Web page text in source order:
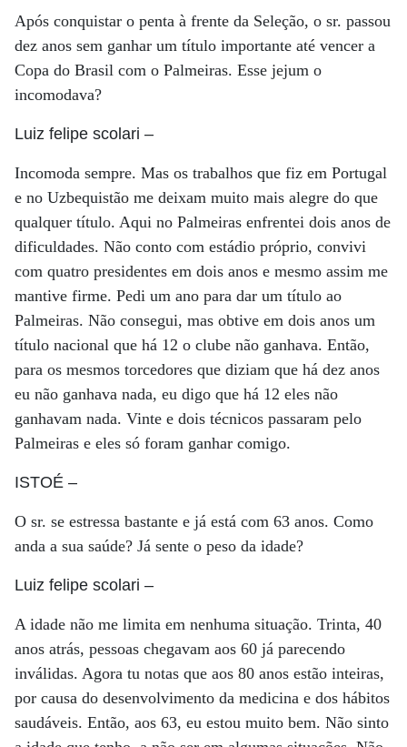
Após conquistar o penta à frente da Seleção, o sr. passou
dez anos sem ganhar um título importante até vencer a
Copa do Brasil com o Palmeiras. Esse jejum o
incomodava?
Luiz felipe scolari –
Incomoda sempre. Mas os trabalhos que fiz em Portugal
e no Uzbequistão me deixam muito mais alegre do que
qualquer título. Aqui no Palmeiras enfrentei dois anos de
dificuldades. Não conto com estádio próprio, convivi
com quatro presidentes em dois anos e mesmo assim me
mantive firme. Pedi um ano para dar um título ao
Palmeiras. Não consegui, mas obtive em dois anos um
título nacional que há 12 o clube não ganhava. Então,
para os mesmos torcedores que diziam que há dez anos
eu não ganhava nada, eu digo que há 12 eles não
ganhavam nada. Vinte e dois técnicos passaram pelo
Palmeiras e eles só foram ganhar comigo.
ISTOÉ –
O sr. se estressa bastante e já está com 63 anos. Como
anda a sua saúde? Já sente o peso da idade?
Luiz felipe scolari –
A idade não me limita em nenhuma situação. Trinta, 40
anos atrás, pessoas chegavam aos 60 já parecendo
inválidas. Agora tu notas que aos 80 anos estão inteiras,
por causa do desenvolvimento da medicina e dos hábitos
saudáveis. Então, aos 63, eu estou muito bem. Não sinto